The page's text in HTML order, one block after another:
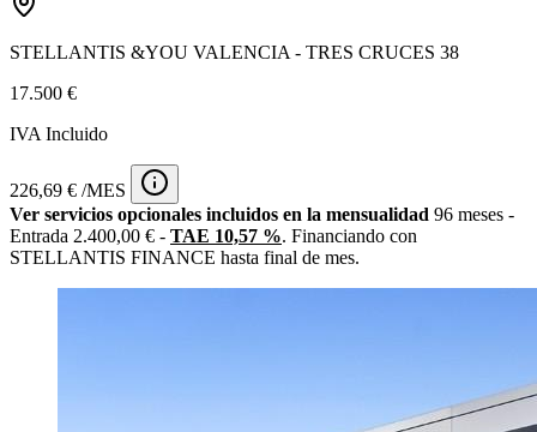
STELLANTIS &YOU VALENCIA - TRES CRUCES 38
17.500 €
IVA Incluido
226,69 € /MES
Ver servicios opcionales incluidos en la mensualidad 96 meses -
Entrada 2.400,00 € - TAE 10,57 %. Financiando con
STELLANTIS FINANCE hasta final de mes.